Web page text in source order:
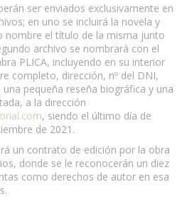
ser enviados exclusivamente en
en uno se incluirá la novela y
nombre el título de la misma junto
archivo se nombrará con el
PLICA, incluyendo en su interior
completo, dirección, nº del DNI,
pequeña reseña biográfica y una
a la dirección
, siendo el último día de
de 2021.
un contrato de edición por la obra
donde se le reconocerán un diez
como derechos de autor en esa